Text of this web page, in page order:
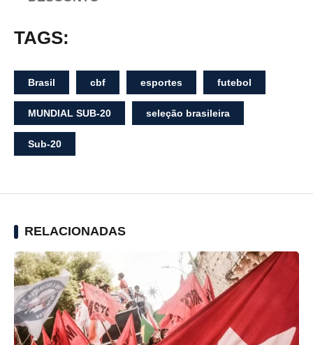
TAGS:
Brasil cbf esportes futebol
MUNDIAL SUB-20 seleção brasileira
Sub-20
RELACIONADAS